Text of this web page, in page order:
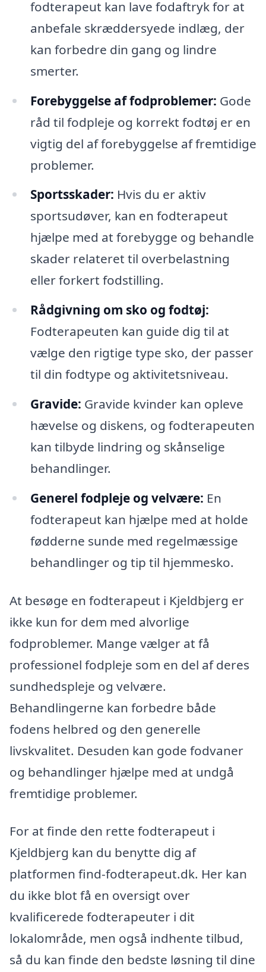
fodterapeut kan lave fodaftryk for at
anbefale skræddersyede indlæg, der
kan forbedre din gang og lindre
smerter.
Forebyggelse af fodproblemer: Gode
råd til fodpleje og korrekt fodtøj er en
vigtig del af forebyggelse af fremtidige
problemer.
Sportsskader: Hvis du er aktiv
sportsudøver, kan en fodterapeut
hjælpe med at forebygge og behandle
skader relateret til overbelastning
eller forkert fodstilling.
Rådgivning om sko og fodtøj:
Fodterapeuten kan guide dig til at
vælge den rigtige type sko, der passer
til din fodtype og aktivitetsniveau.
Gravide: Gravide kvinder kan opleve
hævelse og diskens, og fodterapeuten
kan tilbyde lindring og skånselige
behandlinger.
Generel fodpleje og velvære: En
fodterapeut kan hjælpe med at holde
fødderne sunde med regelmæssige
behandlinger og tip til hjemmesko.
At besøge en fodterapeut i Kjeldbjerg er
ikke kun for dem med alvorlige
fodproblemer. Mange vælger at få
professionel fodpleje som en del af deres
sundhedspleje og velvære.
Behandlingerne kan forbedre både
fodens helbred og den generelle
livskvalitet. Desuden kan gode fodvaner
og behandlinger hjælpe med at undgå
fremtidige problemer.
For at finde den rette fodterapeut i
Kjeldbjerg kan du benytte dig af
platformen find-fodterapeut.dk. Her kan
du ikke blot få en oversigt over
kvalificerede fodterapeuter i dit
lokalområde, men også indhente tilbud,
så du kan finde den bedste løsning til dine